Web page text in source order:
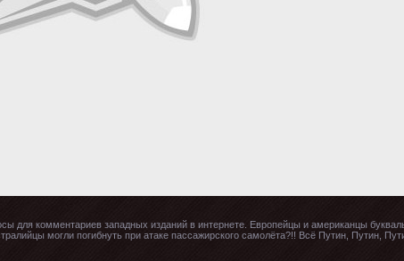
для комментариев западных изданий в интернете. Европейцы и американцы
могли погибнуть при атаке пассажирского самолёта?!! Всё Путин, Путин,